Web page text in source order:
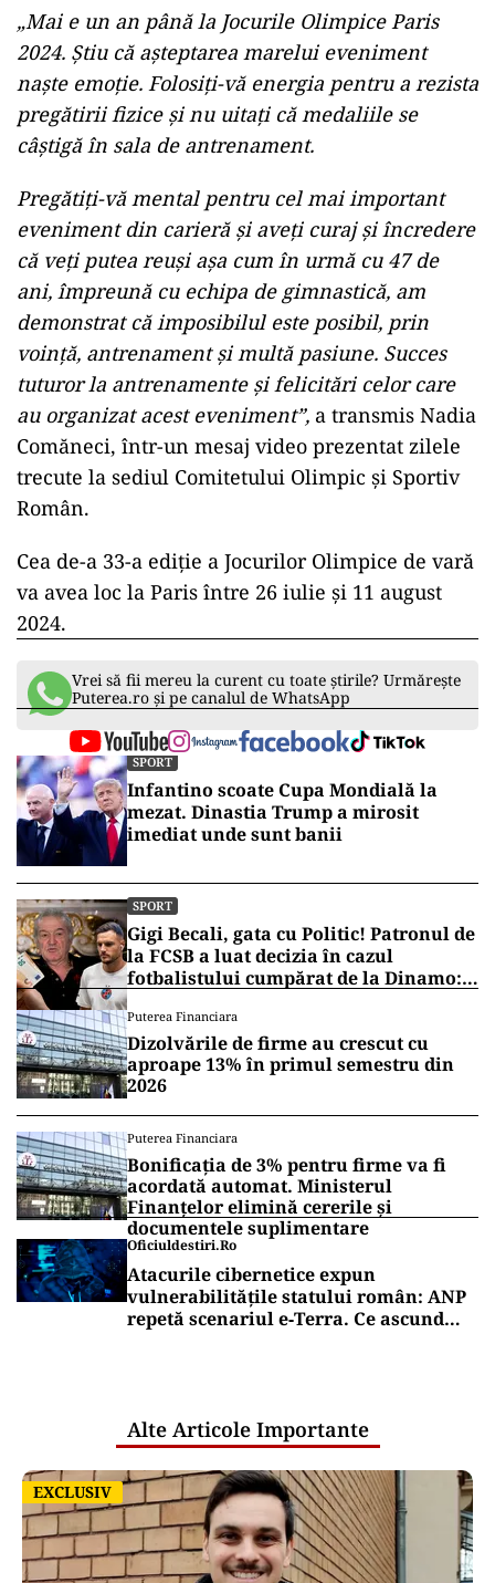
„Mai e un an până la Jocurile Olimpice Paris
2024. Ştiu că aşteptarea marelui eveniment
naşte emoţie. Folosiţi-vă energia pentru a rezista
pregătirii fizice şi nu uitaţi că medaliile se
câştigă în sala de antrenament.
Pregătiţi-vă mental pentru cel mai important
eveniment din carieră şi aveţi curaj şi încredere
că veţi putea reuşi aşa cum în urmă cu 47 de
ani, împreună cu echipa de gimnastică, am
demonstrat că imposibilul este posibil, prin
voinţă, antrenament şi multă pasiune. Succes
tuturor la antrenamente şi felicitări celor care
au organizat acest eveniment”, a transmis Nadia
Comăneci, într-un mesaj video prezentat zilele
trecute la sediul Comitetului Olimpic şi Sportiv
Român.
Cea de-a 33-a ediţie a Jocurilor Olimpice de vară
va avea loc la Paris între 26 iulie şi 11 august
2024.
Vrei să fii mereu la curent cu toate știrile? Urmărește
Puterea.ro și pe canalul de WhatsApp
SPORT
Infantino scoate Cupa Mondială la
mezat. Dinastia Trump a mirosit
imediat unde sunt banii
SPORT
Gigi Becali, gata cu Politic! Patronul de
la FCSB a luat decizia în cazul
fotbalistului cumpărat de la Dinamo:
Puterea Financiara
Dizolvările de firme au crescut cu
aproape 13% în primul semestru din
2026
Puterea Financiara
Bonificația de 3% pentru firme va fi
acordată automat. Ministerul
Finanțelor elimină cererile și
documentele suplimentare
Oficiuldestiri.ro
Atacurile cibernetice expun
vulnerabilitățile statului român: ANP
repetă scenariul e‑Terra. Ce ascund
Alte Articole Importante
EXCLUSIV
EXCLUSIV